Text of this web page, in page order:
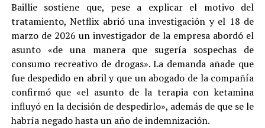
Baillie sostiene que, pese a explicar el motivo del
tratamiento, Netflix abrió una investigación y el 18 de
marzo de 2026 un investigador de la empresa abordó el
asunto «de una manera que sugería sospechas de
consumo recreativo de drogas». La demanda añade que
fue despedido en abril y que un abogado de la compañía
confirmó que «el asunto de la terapia con ketamina
influyó en la decisión de despedirlo», además de que se le
habría negado hasta un año de indemnización.